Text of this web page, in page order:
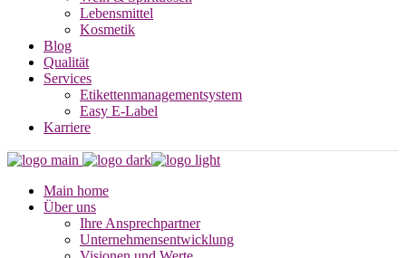
Lebensmittel
Kosmetik
Blog
Qualität
Services
Etikettenmanagementsystem
Easy E-Label
Karriere
Main home
Über uns
Ihre Ansprechpartner
Unternehmensentwicklung